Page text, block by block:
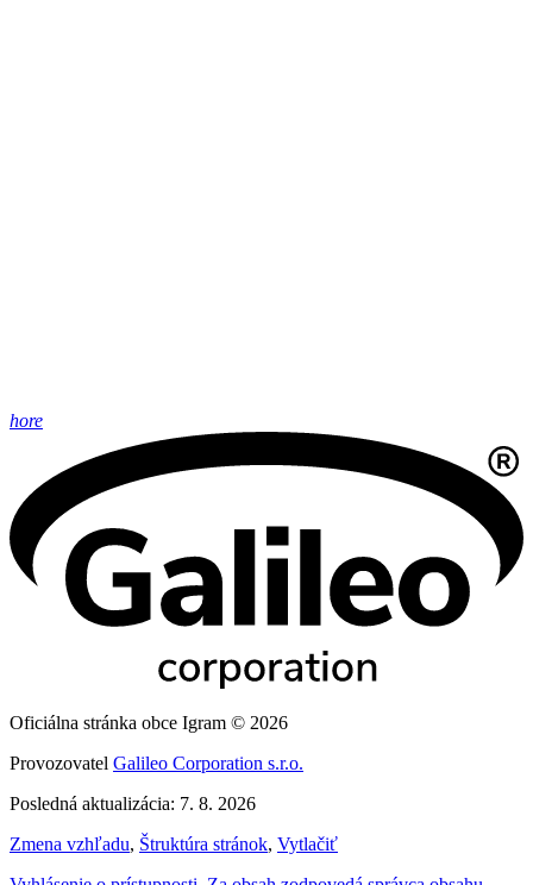
hore
Oficiálna stránka obce Igram © 2026
Provozovatel Galileo Corporation s.r.o.
Posledná aktualizácia: 7. 8. 2026
Zmena vzhľadu, Štruktúra stránok, Vytlačiť